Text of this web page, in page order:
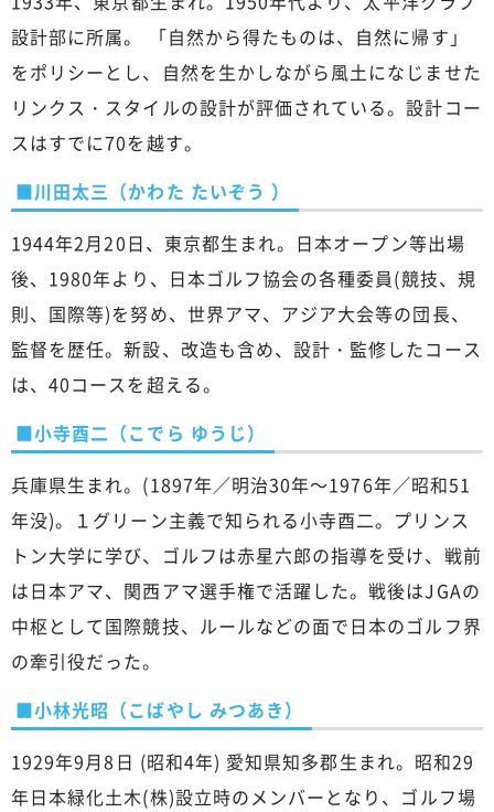
設計部に所属。 「自然から得たものは、自然に帰す」
をポリシーとし、自然を生かしながら風土になじませた
リンクス・スタイルの設計が評価されている。設計コー
スはすでに70を越す。
■川田太三（かわた たいぞう ）
1944年2月20日、東京都生まれ。日本オープン等出場
後、1980年より、日本ゴルフ協会の各種委員(競技、規
則、国際等)を努め、世界アマ、アジア大会等の団長、
監督を歴任。新設、改造も含め、設計・監修したコース
は、40コースを超える。
■小寺酉二（こでら ゆうじ）
兵庫県生まれ。(1897年／明治30年～1976年／昭和51
年没)。１グリーン主義で知られる小寺酉二。プリンス
トン大学に学び、ゴルフは赤星六郎の指導を受け、戦前
は日本アマ、関西アマ選手権で活躍した。戦後はJGAの
中枢として国際競技、ルールなどの面で日本のゴルフ界
の牽引役だった。
■小林光昭（こばやし みつあき）
1929年9月8日 (昭和4年) 愛知県知多郡生まれ。昭和29
年日本緑化土木(株)設立時のメンバーとなり、ゴルフ場